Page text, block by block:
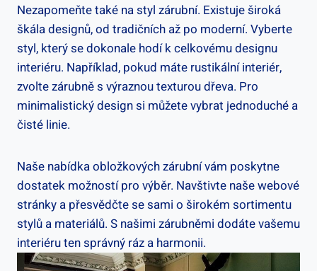
Nezapomeňte také na styl zárubní. Existuje široká
škála designů, od tradičních až po moderní. Vyberte
styl, který se dokonale hodí k celkovému designu
interiéru. Například, pokud máte rustikální interiér,
zvolte zárubně s výraznou texturou dřeva. Pro
minimalistický design si můžete vybrat jednoduché a
čisté linie.
Naše nabídka obložkových zárubní vám poskytne
dostatek možností pro výběr. Navštivte naše webové
stránky a přesvědčte se sami o širokém sortimentu
stylů a materiálů. S našimi zárubněmi dodáte vašemu
interiéru ten správný ráz a harmonii.